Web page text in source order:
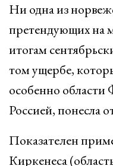
Ни одна из
претендующих на
итогам
том ущербе,
особенно
Россией, понесла
Показателен
Киркенеса